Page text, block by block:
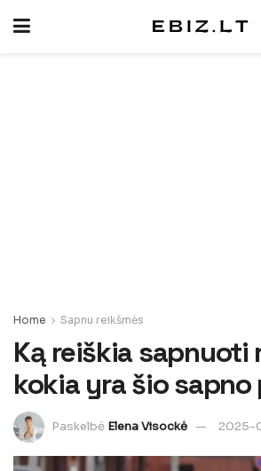
Home Sapnu reikšmės
Ką reiškia sapnuoti
kokia yra šio sapno
Paskelbė Elena Visockė 2025-